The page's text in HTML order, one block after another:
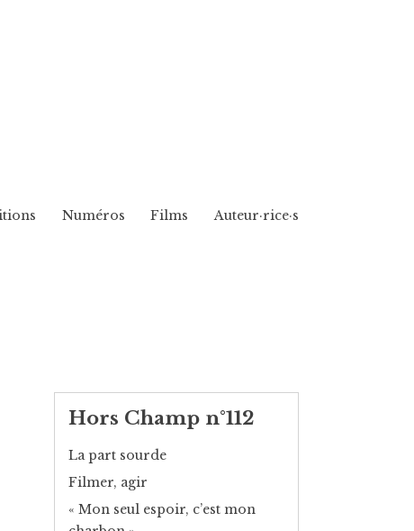
Numéros Films Auteur·rice·s
Hors Champ n°112
La part sourde
Filmer, agir
« Mon seul espoir, c’est mon